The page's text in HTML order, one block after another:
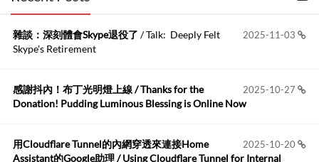
kage好像也可以下載整個網站 感謝分享
Anonymous:
https://github.com/t...
布丁布丁吃布丁:
我目前並沒有常駐的Google Home...
2026-05-15
Robertmycs:
2025-11-03
雜談：深刻體會Skype退役了 / Talk: Deeply Felt
Skype's Retirement
2025-10-27
感謝抖內！布丁光明燈上線 / Thanks for the
Donation! Pudding Luminous Blessing is Online Now
2025-10-20
用Cloudflare Tunnel的內網穿透來連接Home
Assistant的Google助理 / Using Cloudflare Tunnel for Internal